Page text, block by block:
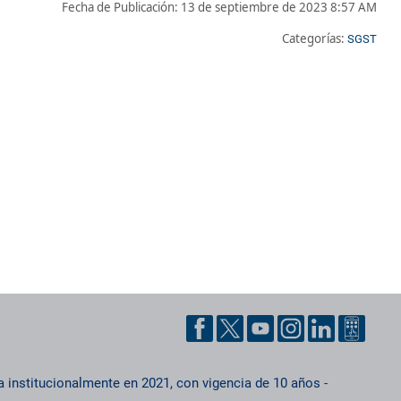
Fecha de Publicación: 13 de septiembre de 2023 8:57 AM
Categorías: SGST
institucionalmente en 2021, con vigencia de 10 años -